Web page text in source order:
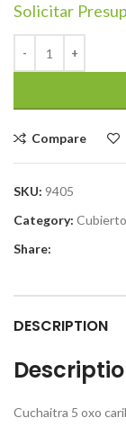
Solicitar
Compare
SKU: 9405
Category:
Share:
DESCRIPTION
Cuchaitra 5 oxo